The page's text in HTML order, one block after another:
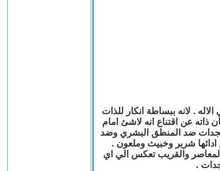
. لانه ببساطة انكار للذات
ذاته عن اقتناع انه لاشئ امام
ضد المنطق البشري وضد
ادائها شرير وخبيث وملعون .
المعاصر والقريب تعكس الي اي
.